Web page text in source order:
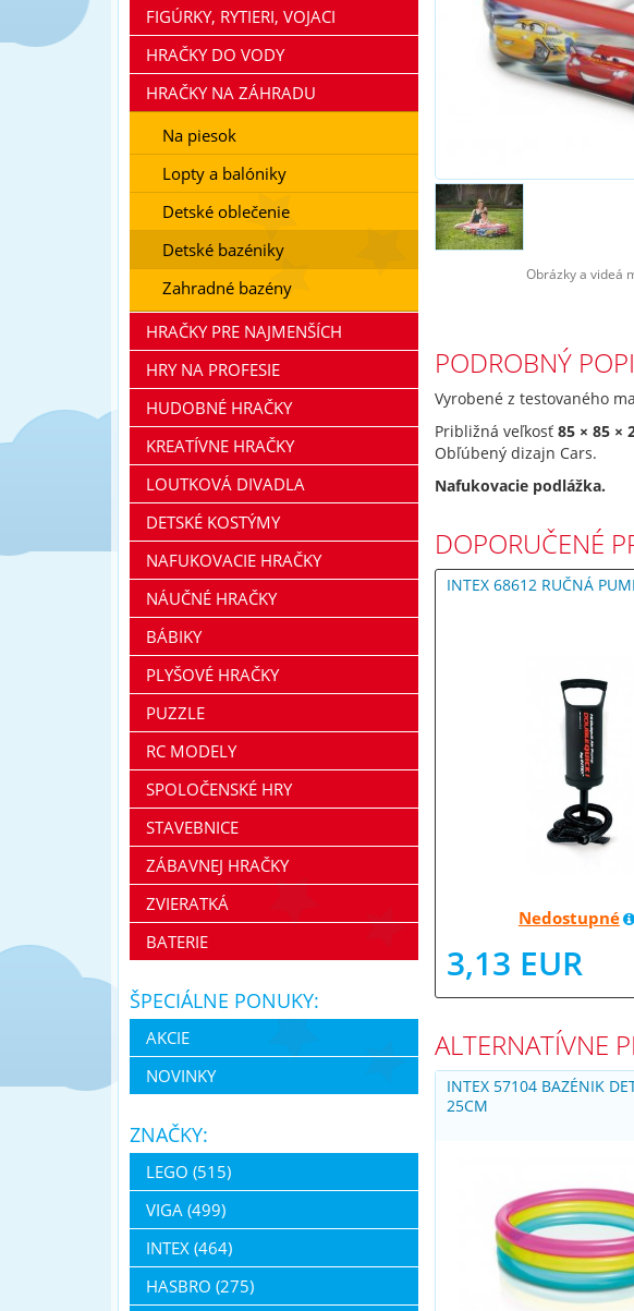
Obrázky a videá
PODROBNÝ
Vyrobené z testovaného
Približná veľkosť85 × 85 ×
Obľúbený dizajn Cars.
Nafukovacie podlážka.
DOPORUČENÉ
INTEX 68612 RUČNÁ
Nedostupné
3,13 EUR
ALTERNATÍVNE
INTEX 57104 BAZÉNIK
25CM
FIGÚRKY, RYTIERI, VOJACI
HRAČKY DO VODY
HRAČKY NA ZÁHRADU
Na piesok
Lopty a balóniky
Detské oblečenie
Detské bazéniky
Zahradné bazény
HRAČKY PRE NAJMENŠÍCH
HRY NA PROFESIE
HUDOBNÉ HRAČKY
KREATÍVNE HRAČKY
LOUTKOVÁ DIVADLA
DETSKÉ KOSTÝMY
NAFUKOVACIE HRAČKY
NÁUČNÉ HRAČKY
BÁBIKY
PLYŠOVÉ HRAČKY
PUZZLE
RC MODELY
SPOLOČENSKÉ HRY
STAVEBNICE
ZÁBAVNEJ HRAČKY
ZVIERATKÁ
BATERIE
ŠPECIÁLNE PONUKY:
AKCIE
NOVINKY
ZNAČKY:
LEGO (515)
VIGA (499)
INTEX (464)
HASBRO (275)